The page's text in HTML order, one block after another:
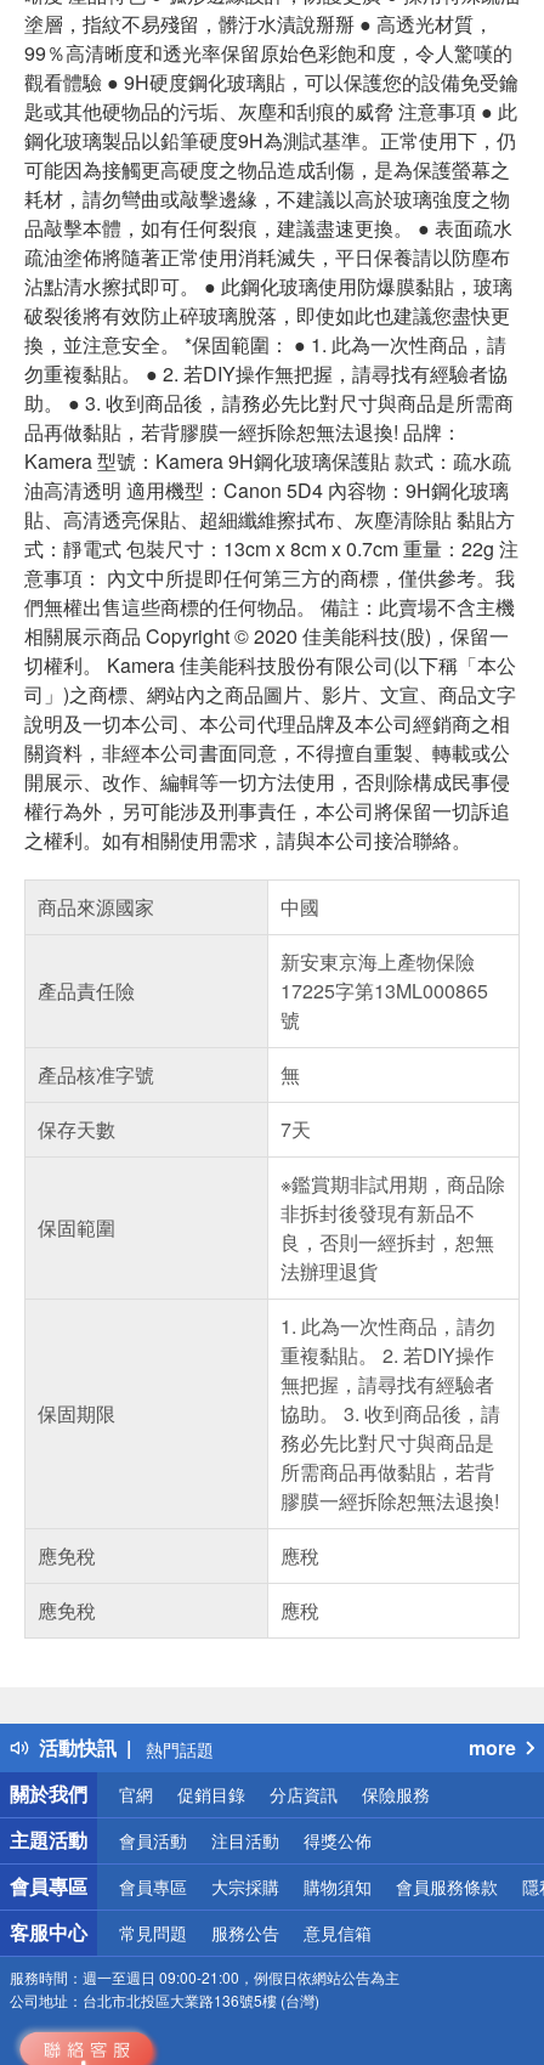
塗層，指紋不易殘留，髒汙水漬說掰掰 ● 高透光材質，
99％高清晰度和透光率保留原始色彩飽和度，令人驚嘆的
觀看體驗 ● 9H硬度鋼化玻璃貼，可以保護您的設備免受鑰
匙或其他硬物品的污垢、灰塵和刮痕的威脅 注意事項 ● 此
鋼化玻璃製品以鉛筆硬度9H為測試基準。正常使用下，仍
可能因為接觸更高硬度之物品造成刮傷，是為保護螢幕之
耗材，請勿彎曲或敲擊邊緣，不建議以高於玻璃強度之物
品敲擊本體，如有任何裂痕，建議盡速更換。 ● 表面疏水
疏油塗佈將隨著正常使用消耗滅失，平日保養請以防塵布
沾點清水擦拭即可。 ● 此鋼化玻璃使用防爆膜黏貼，玻璃
破裂後將有效防止碎玻璃脫落，即使如此也建議您盡快更
換，並注意安全。 *保固範圍： ● 1. 此為一次性商品，請
勿重複黏貼。 ● 2. 若DIY操作無把握，請尋找有經驗者協
助。 ● 3. 收到商品後，請務必先比對尺寸與商品是所需商
品再做黏貼，若背膠膜一經拆除恕無法退換! 品牌：
Kamera 型號：Kamera 9H鋼化玻璃保護貼 款式：疏水疏
油高清透明 適用機型：Canon 5D4 內容物：9H鋼化玻璃
貼、高清透亮保貼、超細纖維擦拭布、灰塵清除貼 黏貼方
式：靜電式 包裝尺寸：13cm x 8cm x 0.7cm 重量：22g 注
意事項： 內文中所提即任何第三方的商標，僅供參考。我
們無權出售這些商標的任何物品。 備註：此賣場不含主機
相關展示商品 Copyright © 2020 佳美能科技(股)，保留一
切權利。 Kamera 佳美能科技股份有限公司(以下稱「本公
司」)之商標、網站內之商品圖片、影片、文宣、商品文字
說明及一切本公司、本公司代理品牌及本公司經銷商之相
關資料，非經本公司書面同意，不得擅自重製、轉載或公
開展示、改作、編輯等一切方法使用，否則除構成民事侵
權行為外，另可能涉及刑事責任，本公司將保留一切訴追
之權利。如有相關使用需求，請與本公司接洽聯絡。
商品來源國家 中國
產品責任險
新安東京海上產物保險
17225字第13ML000865
號
產品核准字號
無
保存天數
7天
保固範圍
※鑑賞期非試用期，商品除
非拆封後發現有新品不
良，否則一經拆封，恕無
法辦理退貨
保固期限
1. 此為一次性商品，請勿
重複黏貼。 2. 若DIY操作
無把握，請尋找有經驗者
協助。 3. 收到商品後，請
務必先比對尺寸與商品是
所需商品再做黏貼，若背
膠膜一經拆除恕無法退換!
應免稅
應稅
應免稅
應稅
活動快訊
得獎公告
熱門話題
銀行優惠
偏遠地區配送
詐騙網頁！請小心！
more
關於我們
官網 促銷目錄 分店資訊 保險服務
主題活動 會員活動 注目活動 得獎公佈
會員專區 會員專區 大宗採購 購物須知 會員服務條款 隱
客服中心 常見問題 服務公告 意見信箱
服務時間： 週一至週日 09:00-21:00，例假日依網站公告為主
公司地址： 台北市北投區大業路136號5樓 (台灣)